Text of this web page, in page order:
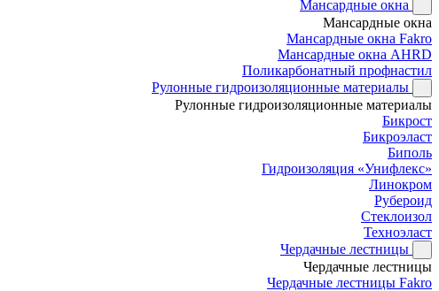
Мансардные окна
Мансардные окна
Мансардные окна Fakro
Мансардные окна AHRD
Поликарбонатный профнастил
Рулонные гидроизоляционные материалы
Рулонные гидроизоляционные материалы
Бикрост
Бикроэласт
Биполь
Гидроизоляция «Унифлекс»
Линокром
Рубероид
Стеклоизол
Техноэласт
Чердачные лестницы
Чердачные лестницы
Чердачные лестницы Fakro